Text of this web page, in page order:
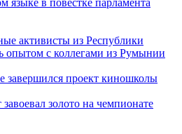
активисты из Республики
опытом с коллегами из Румынии
проект киношколы
золото на чемпионате